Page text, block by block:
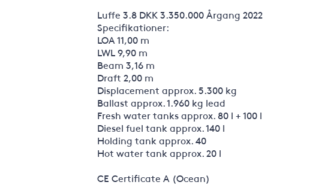
Luffe 3.8 DKK 3.350.000 Årgang 2022
Specifikationer:
LOA 11,00 m
LWL 9,90 m
Beam 3,16 m
Draft 2,00 m
Displacement approx. 5.300 kg
Ballast approx. 1.960 kg lead
Fresh water tanks approx. 80 l + 100 l
Diesel fuel tank approx. 140 l
Holding tank approx. 40
Hot water tank approx. 20 l
CE Certificate A (Ocean)